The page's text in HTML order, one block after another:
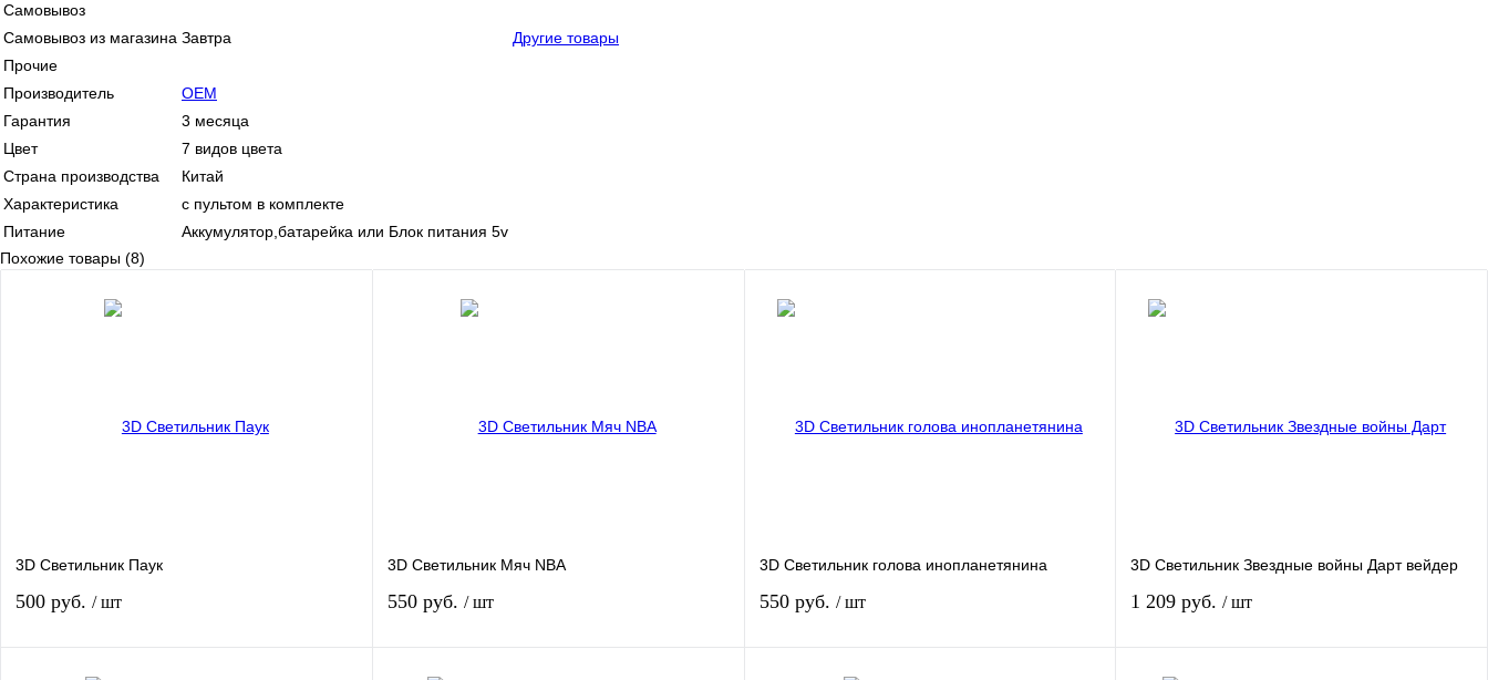
Самовывоз
Самовывоз из магазина Завтра
Другие товары
Прочие
Производитель
OEM
Гарантия
3 месяца
Цвет
7 видов цвета
Страна производства
Китай
Характеристика
с пультом в комплекте
Питание
Аккумулятор,батарейка или Блок питания 5v
Похожие товары (8)
3D Светильник Паук
500 руб. / шт
3D Светильник Мяч NBA
550 руб. / шт
3D Светильник голова инопланетянина
550 руб. / шт
3D Светильник Звездные войны Дарт вейдер
1 209 руб./ шт